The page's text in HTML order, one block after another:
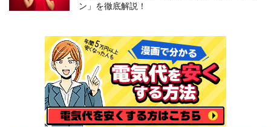
ン」を徹底解説！